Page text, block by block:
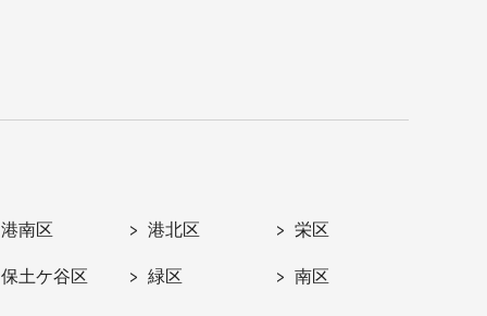
港南区 港北区 栄区
保土ケ谷区 緑区 南区